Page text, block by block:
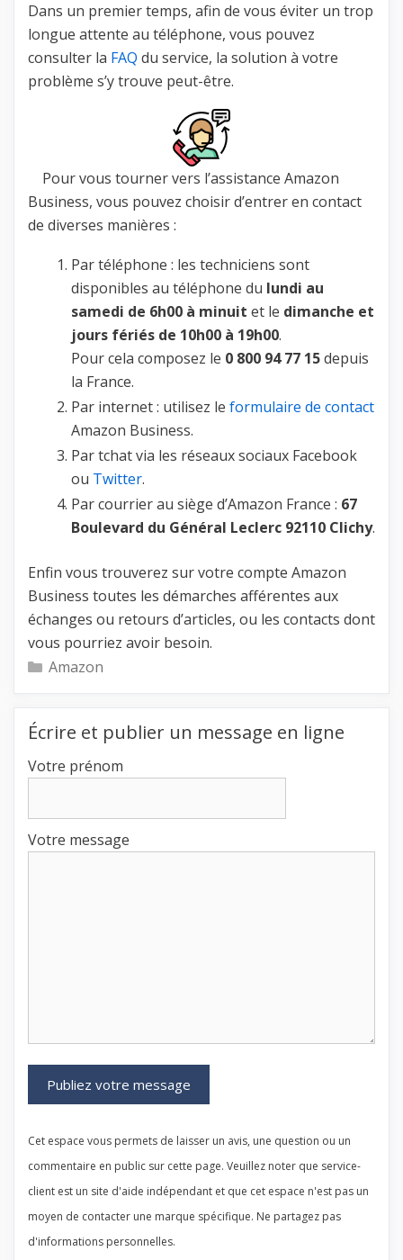
Dans un premier temps, afin de vous éviter un trop
longue attente au téléphone, vous pouvez
consulter la FAQ du service, la solution à votre
problème s’y trouve peut-être.
Pour vous tourner vers l’assistance Amazon
Business, vous pouvez choisir d’entrer en contact
de diverses manières :
Par téléphone : les techniciens sont
disponibles au téléphone du lundi au
samedi de 6h00 à minuit et le dimanche et
jours fériés de 10h00 à 19h00.
Pour cela composez le 0 800 94 77 15depuis
la France.
Par internet : utilisez le formulaire de contact
Amazon Business.
Par tchat via les réseaux sociaux Facebook
ou Twitter.
Par courrier au siège d’Amazon France : 67
Boulevard du Général Leclerc 92110 Clichy.
Enfin vous trouverez sur votre compte Amazon
Business toutes les démarches afférentes aux
échanges ou retours d’articles, ou les contacts dont
vous pourriez avoir besoin.
Catégories
Amazon
Écrire et publier un message en ligne
Votre prénom
Votre message
Cet espace vous permets de laisser un avis, une question ou un
commentaire en public sur cette page. Veuillez noter que service-
client est un site d'aide indépendant et que cet espace n'est pas un
moyen de contacter une marque spécifique. Ne partagez pas
d'informations personnelles.